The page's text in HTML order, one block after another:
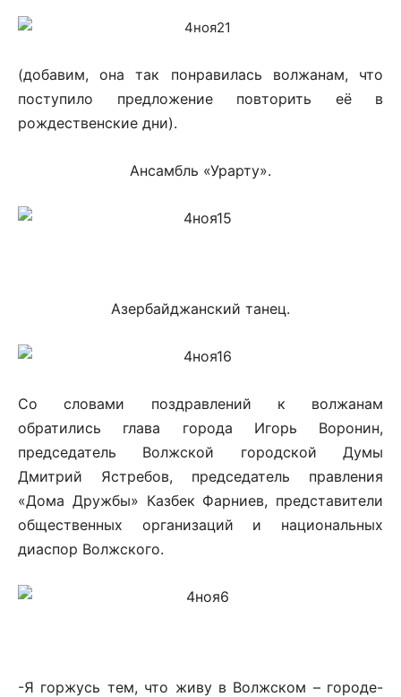
(добавим, она так понравилась волжанам, что
поступило предложение повторить её в
рождественские дни).
Ансамбль «Урарту».
Азербайджанский танец.
Со словами поздравлений к волжанам
обратились глава города Игорь Воронин,
председатель Волжской городской Думы
Дмитрий Ястребов, председатель правления
«Дома Дружбы» Казбек Фарниев, представители
общественных организаций и национальных
диаспор Волжского.
-Я горжусь тем, что живу в Волжском – городе-